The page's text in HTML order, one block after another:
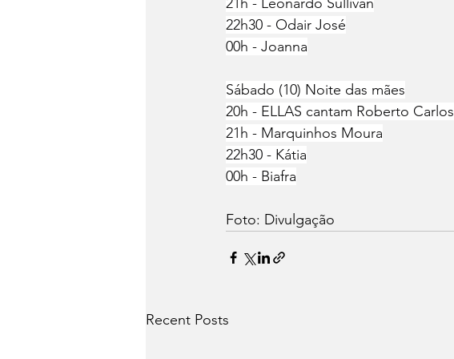
22h30 - Odair José
00h - Joanna
Sábado (10) Noite das mães
20h - ELLAS cantam Roberto Carlos
21h - Marquinhos Moura
22h30 - Kátia
00h - Biafra
Foto: Divulgação
Recent Posts